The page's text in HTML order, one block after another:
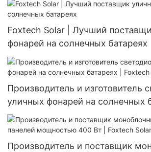
Foxtech Solar | Лучший
фонарей на солнечных батареях
Производитель и изготовитель
уличных фонарей на солнечных
Foxtech Solar
Производитель и поставщик